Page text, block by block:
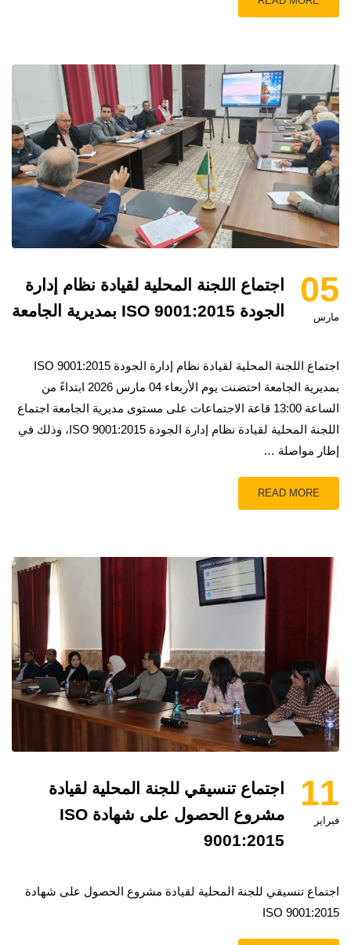
05
مارس
اجتماع اللجنة المحلية لقيادة نظام إدارة
الجودة ISO 9001:2015 بمديرية الجامعة
اجتماع اللجنة المحلية لقيادة نظام إدارة الجودة ISO 9001:2015
بمديرية الجامعة احتضنت يوم الأربعاء 04 مارس 2026 ابتداءً من
الساعة 13:00 قاعة الاجتماعات على مستوى مديرية الجامعة اجتماع
اللجنة المحلية لقيادة نظام إدارة الجودة ISO 9001:2015، وذلك في
إطار مواصلة …
READ MORE
11
فبراير
اجتماع تنسيقي للجنة المحلية لقيادة
مشروع الحصول على شهادة ISO
9001:2015
اجتماع تنسيقي للجنة المحلية لقيادة مشروع الحصول على شهادة
ISO 9001:2015